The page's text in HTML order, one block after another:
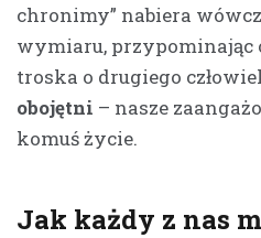
chronimy” nabiera
wymiaru, przypominając
troska o drugiego
obojętni – nasze
komuś życie.
Jak każdy z nas